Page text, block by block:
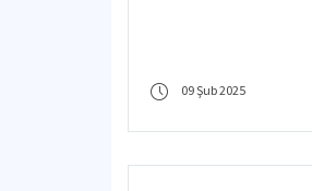
09 Şub 2025